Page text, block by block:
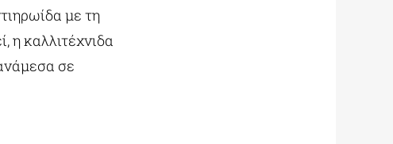
με τη
η καλλιτέχνιδα
σε